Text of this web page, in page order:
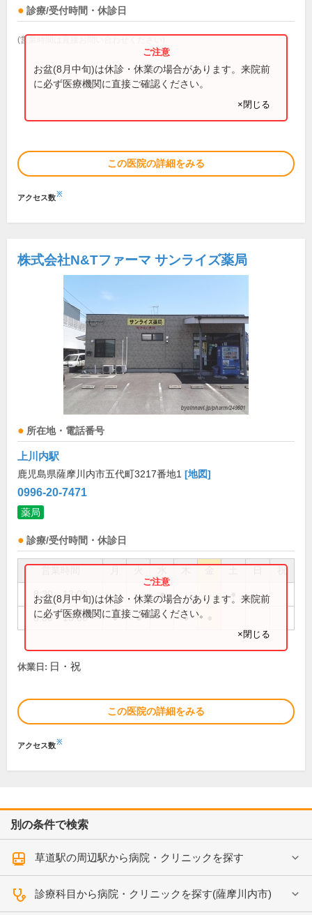
診療/受付時間・休診日
(営業時間は直接お問い合わせください)
お盆(8月中旬)は休診・休業の場合があります。来院前
に必ず医療機関に直接ご確認ください。
×閉じる
この医院の詳細をみる
アクセス数※
株式会社N&Tファーマ サンライズ薬局
所在地・電話番号
上川内駅
鹿児島県薩摩川内市五代町3217番地1 [地図]
0996-20-7471
薬局
診療/受付時間・休診日
祝
8:30～13:00 ●
8:30～18:00 ● ● ●
お盆(8月中旬)は休診・休業の場合があります。来院前
に必ず医療機関に直接ご確認ください。
×閉じる
休業日: 日・祝
この医院の詳細をみる
アクセス数※
別の条件で検索
草道駅の周辺駅から病院・クリニックを探す
診療科目から病院・クリニックを探す(薩摩川内市)